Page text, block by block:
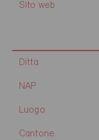
Sito web
Ditta
NAP
Luogo
Cantone